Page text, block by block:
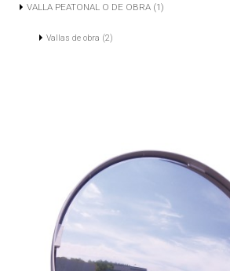
VALLA PEATONAL O DE OBRA (1)
Vallas de obra (2)